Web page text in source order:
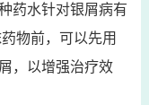
药水针对银屑病有
物前，可以先用
，以增强治疗效